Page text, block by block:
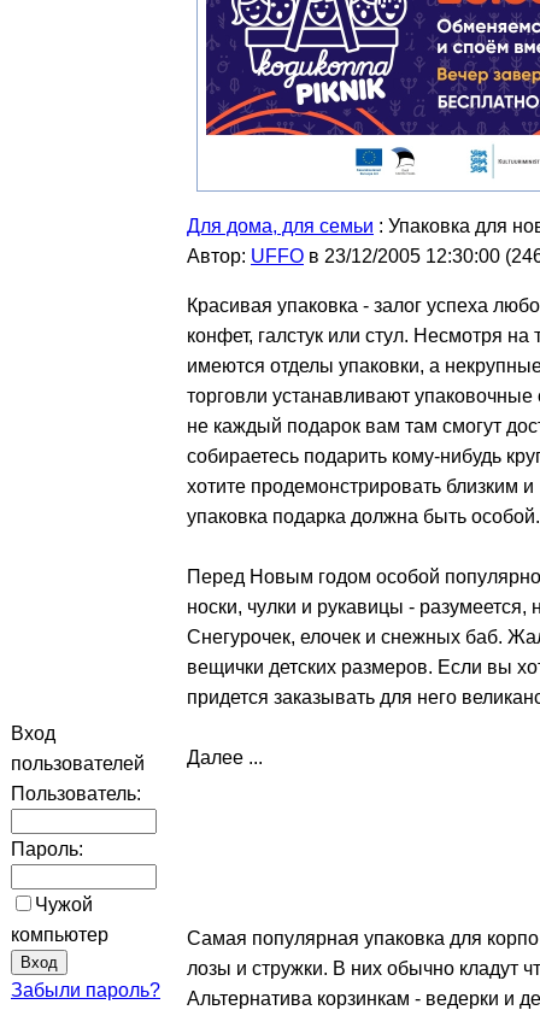
Вход
пользователей
Пользователь:
Пароль:
Чужой
компьютер
Забыли пароль?
Для дома, для семьи : Упаковка для
Автор: UFFO в 23/12/2005 12:30:00 (
Красивая упаковка - залог успеха
конфет, галстук или стул. Несмотря на
имеются отделы упаковки, а
торговли устанавливают
не каждый подарок вам там смогут
собираетесь подарить кому-нибудь
хотите продемонстрировать
упаковка подарка должна быть особой.
Перед Новым годом особой
носки, чулки и рукавицы -
Снегурочек, елочек и снежных баб.
вещички детских размеров. Если вы
придется заказывать для него
Далее ...
Самая популярная упаковка для
лозы и стружки. В них обычно кладут
Альтернатива корзинкам - ведерки и